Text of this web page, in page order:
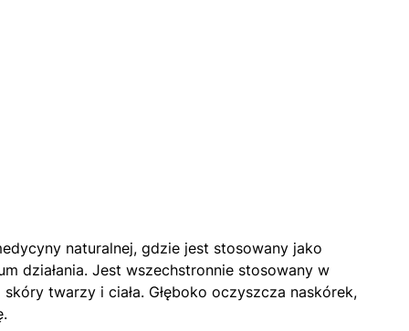
naturalnej, gdzie jest stosowany jako
działania. Jest wszechstronnie stosowany w
twarzy i ciała. Głęboko oczyszcza naskórek,